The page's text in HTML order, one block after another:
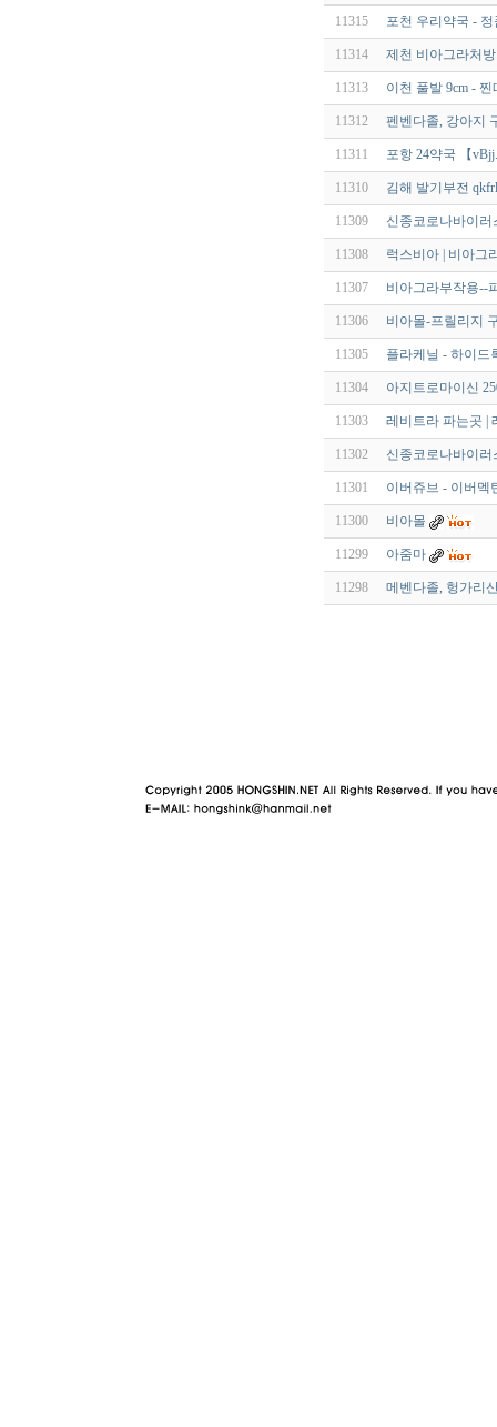
11315 포천 우리약국 -
11314 제천 비아그라처
11313 이천 풀발 9cm -
11312 펜벤다졸, 강아지
11311 포항 24약국 【
11310 김해 발기부전
11309 신종코로나바이
11308 럭스비아 | 비아그
11307 비아그라부작용--
11306 비아몰-프릴리지
11305 플라케닐 - 하이드
11304 아지트로마이신
11303 레비트라 파는곳 |
11302 신종코로나바이
11301 이버쥬브 - 이버멕
11300 비아몰
11299 아줌마
11298 메벤다졸, 헝가리